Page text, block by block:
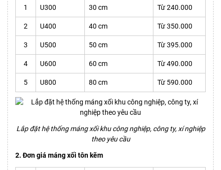
1 U300 30 cm Từ 240.000
2 U400 40 cm Từ350.000
3 U500 50 cm Từ 395.000
4 U600 60 cm Từ 490.000
5 U800 80 cm Từ 590.000
Lắp đặt hệ thống máng xối khu công nghiệp, công ty, xí nghiệp
theo yêu cầu
2. Đơn giá máng xối tôn kẽm